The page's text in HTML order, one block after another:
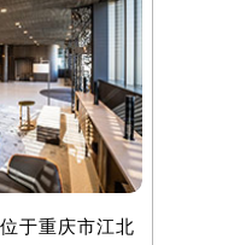
于重庆市江北